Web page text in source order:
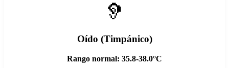
🦻
Oído (Timpánico)
Rango normal: 35.8-38.0°C